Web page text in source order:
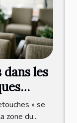
les
» se
zone du...